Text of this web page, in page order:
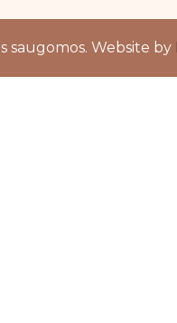
saugomos. Website by